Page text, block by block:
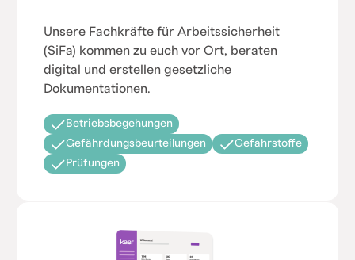
Unsere Fachkräfte für Arbeitssicherheit
(SiFa) kommen zu euch vor Ort, beraten
digital und erstellen gesetzliche
Dokumentationen.
Betriebsbegehungen
Gefährdungsbeurteilungen
Gefahrstoffe
Prüfungen